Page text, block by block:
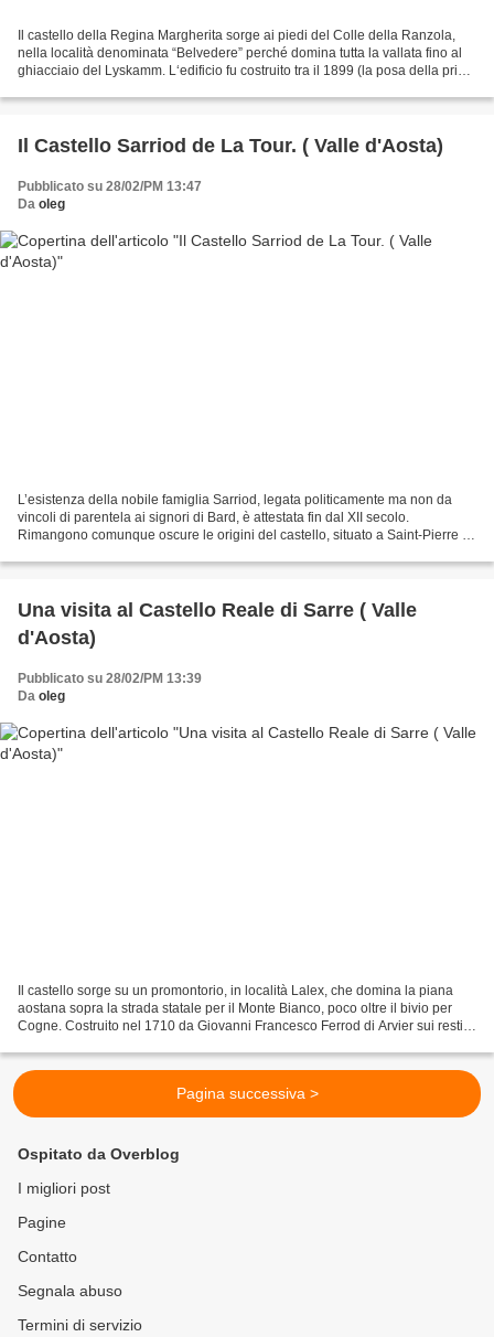
Il castello della Regina Margherita sorge ai piedi del Colle della Ranzola,
nella località denominata “Belvedere” perché domina tutta la vallata fino al
ghiacciaio del Lyskamm. L‘edificio fu costruito tra il 1899 (la posa della prima
Il Castello Sarriod de La Tour. ( Valle d'Aosta)
Pubblicato su 28/02/PM 13:47
Da oleg
L’esistenza della nobile famiglia Sarriod, legata politicamente ma non da
vincoli di parentela ai signori di Bard, è attestata fin dal XII secolo.
Rimangono comunque oscure le origini del castello, situato a Saint-Pierre in
Una visita al Castello Reale di Sarre ( Valle
d'Aosta)
Pubblicato su 28/02/PM 13:39
Da oleg
Il castello sorge su un promontorio, in località Lalex, che domina la piana
aostana sopra la strada statale per il Monte Bianco, poco oltre il bivio per
Cogne. Costruito nel 1710 da Giovanni Francesco Ferrod di Arvier sui resti
Pagina successiva >
Ospitato da Overblog
I migliori post
Pagine
Contatto
Segnala abuso
Termini di servizio